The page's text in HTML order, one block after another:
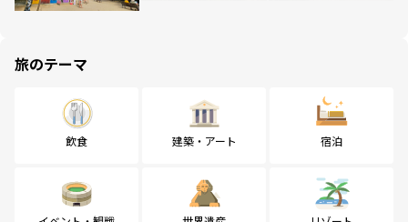
旅のテーマ
飲食 建築・アート 宿泊